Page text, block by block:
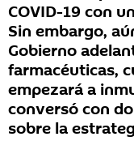
COVID-19 con
Sin embargo,
Gobierno
farmacéuticas,
empezará a
conversó con
sobre la